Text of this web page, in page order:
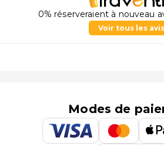
0% réserveraient à nouveau
Voir tous les avis
Modes de